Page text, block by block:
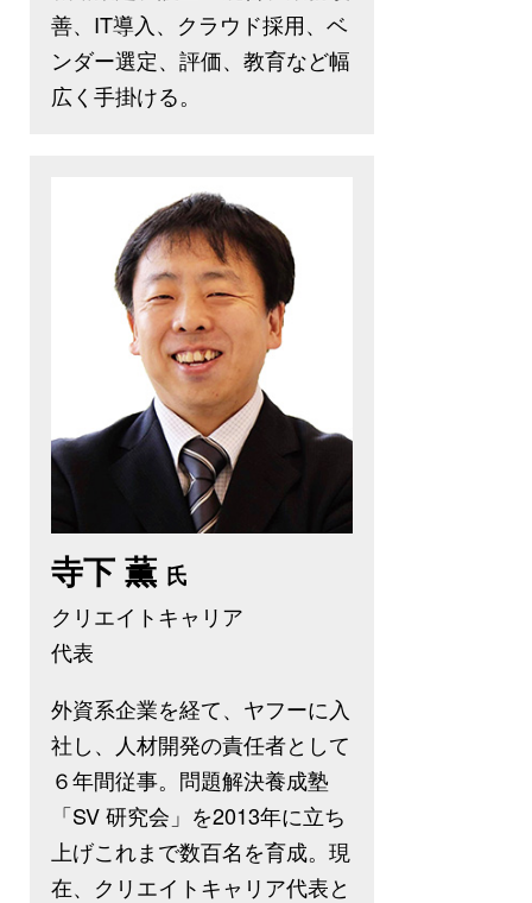
善、IT導入、クラウド採用、ベ
ンダー選定、評価、教育など幅
広く手掛ける。
寺下 薫 氏
クリエイトキャリア
代表
外資系企業を経て、ヤフーに入
社し、人材開発の責任者として
６年間従事。問題解決養成塾
「SV 研究会」を2013年に立ち
上げこれまで数百名を育成。現
在、クリエイトキャリア代表と